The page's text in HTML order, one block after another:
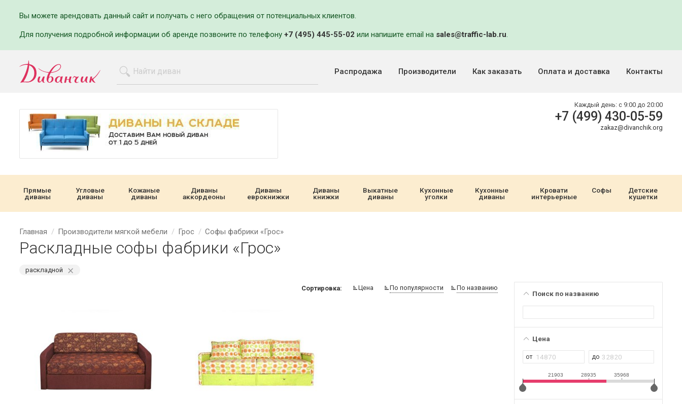
Вы можете арендовать данный сайт и получать с него обращения от потенциальных клиентов.
Для получения подробной информации об аренде позвоните по телефону +7 (495) 445-55-02 или напишите email на sales@traffic-lab.ru.
Распродажа Производители Как заказать Оплата и доставка Контакты
Каждый день: с 9:00 до 20:00
+7 (499) 430-05-59
zakaz@divanchik.org
Прямые
диваны
Угловые
диваны
Кожаные
диваны
Диваны
аккордеоны
Диваны
еврокнижки
Диваны
книжки
Выкатные
диваны
Кухонные
уголки
Кухонные
диваны
Кровати
интерьерные
Софы
Детские
кушетки
Главная Производители мягкой мебели Грос Софы фабрики «Грос»
Раскладные софы фабрики «Грос»
Поиск по названию
Цена
21903 28935 35968
раскладной ⨯
Сортировка: Цена По популярности По названию